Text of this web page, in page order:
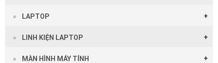
LAPTOP
LINH KIỆN LAPTOP
MÀN HÌNH MÁY TÍNH